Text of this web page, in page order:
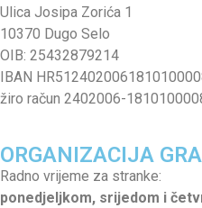
Ulica Josipa Zorića 1
10370 Dugo Selo
OIB: 25432879214
IBAN
žiro račun 2402006-
ORGANIZACIJA
Radno vrijeme za stranke:
ponedjeljkom, srijedom i